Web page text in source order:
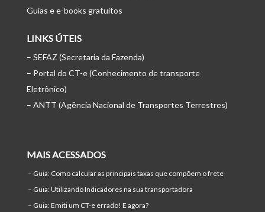
Guias e e-books gratuitos
LINKS ÚTEIS
– SEFAZ (Secretaria da Fazenda)
– Portal do CT-e (Conhecimento de transporte
Eletrônico)
– ANTT (Agência Nacional de Transportes Terrestres)
MAIS ACESSADOS
– Guia: Como calcular as principais taxas que compõem o frete
– Guia: Utilizando Indicadores na sua transportadora
– Guia: Emiti um CT-e errado! E agora?